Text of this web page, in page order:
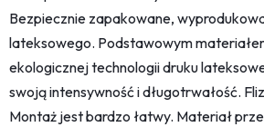
Bezpiecznie zapakowane,
lateksowego. Podstawowym
ekologicznej technologii druku
swoją intensywność i długotrwałość.
Montaż jest bardzo łatwy. Materiał